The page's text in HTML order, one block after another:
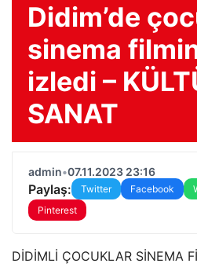
Didim’de
sinema
izledi –
SANAT
admin•07.11.2023 23:16
Paylaş: Twitter Facebook
Pinterest
DİDİMLİ ÇOCUKLAR SİNEMA